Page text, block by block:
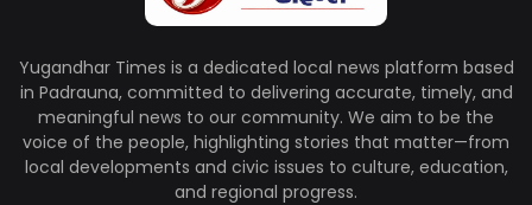
Yugandhar Times is a dedicated local news platform based
in Padrauna, committed to delivering accurate, timely, and
meaningful news to our community. We aim to be the
voice of the people, highlighting stories that matter—from
local developments and civic issues to culture, education,
and regional progress.